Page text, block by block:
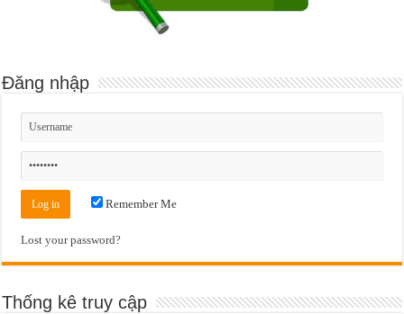
Đăng nhập
Remember Me
Lost your password?
Thống kê truy cập